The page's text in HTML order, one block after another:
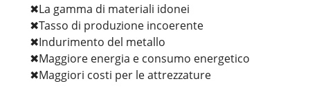
✖La gamma di materiali idonei
✖Tasso di produzione incoerente
✖Indurimento del metallo
✖Maggiore energia e consumo energetico
✖Maggiori costi per le attrezzature